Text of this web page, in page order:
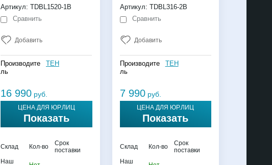
Артикул: TDBL1520-1B
Сравнить
Добавить
Производите
ль
TEH
16 990 руб.
ЦЕНА ДЛЯ ЮР.ЛИЦ
Показать
Склад Кол-во
Срок
поставки
Наш
Артикул: TDBL316-2B
Сравнить
Добавить
Производите
ль
TEH
7 990руб.
ЦЕНА ДЛЯ ЮР.ЛИЦ
Показать
Склад Кол-во
Срок
поставки
Наш